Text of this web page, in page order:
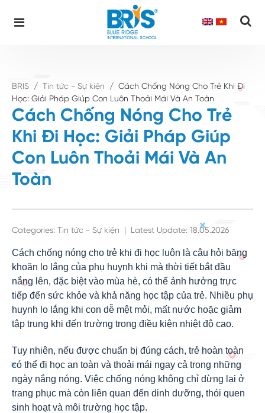
Cách Chống Nóng Cho Trẻ Khi Đi Học: Giải Pháp Giúp Con Luôn Thoải
Mái Và An Toàn
BRIS / Tin tức - Sự kiện / Cách Chống Nóng Cho Trẻ Khi Đi
Học: Giải Pháp Giúp Con Luôn Thoải Mái Và An Toàn
Cách Chống Nóng Cho Trẻ
Khi Đi Học: Giải Pháp Giúp
Con Luôn Thoải Mái Và An
Toàn
Categories: Tin tức - Sự kiện Latest Update: 18.05.2026
Cách chống nóng cho trẻ khi đi học luôn là câu hỏi băng
khoăn lo lắng của phụ huynh khi mà thời tiết bắt đầu
nắng lên, đặc biệt vào mùa hè, có thể ảnh hưởng trực
tiếp đến sức khỏe và khả năng học tập của trẻ. Nhiều phụ
huynh lo lắng khi con dễ mệt mỏi, mất nước hoặc giảm
tập trung khi đến trường trong điều kiện nhiệt độ cao.
Tuy nhiên, nếu được chuẩn bị đúng cách, trẻ hoàn toàn
có thể đi học an toàn và thoải mái ngay cả trong những
ngày nắng nóng. Việc chống nóng không chỉ dừng lại ở
trang phục mà còn liên quan đến dinh dưỡng, thói quen
sinh hoạt và môi trường học tập.